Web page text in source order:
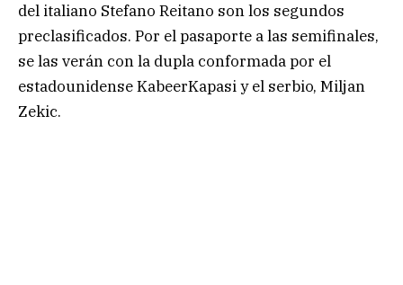
del italiano Stefano Reitano son los segundos
preclasificados. Por el pasaporte a las semifinales,
se las verán con la dupla conformada por el
estadounidense KabeerKapasi y el serbio, Miljan
Zekic.